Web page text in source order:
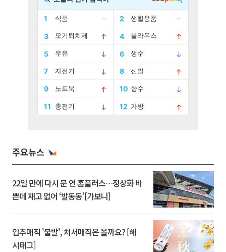
주요뉴스
22일 만에 다시 문 연 홈플러스…정상화 바
쁜데 재고 없어 ‘발동동’[가보니]
입추매직 '불발', 처서매직은 올까요? [해
시태그]